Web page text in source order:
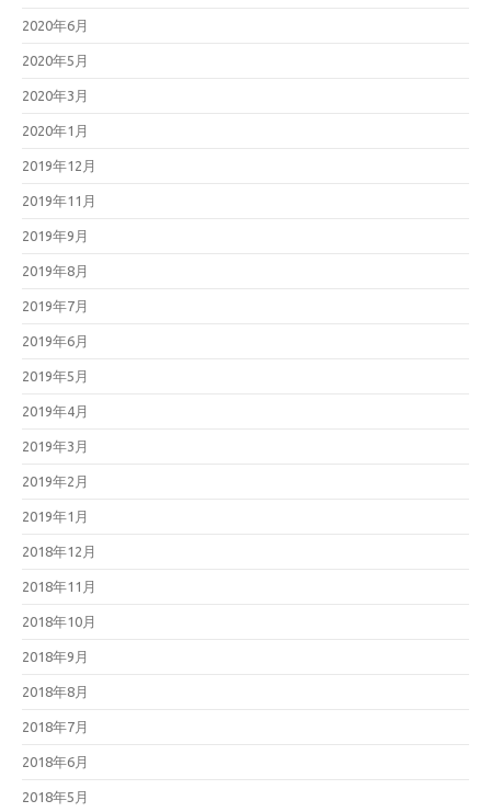
2020年6月
2020年5月
2020年3月
2020年1月
2019年12月
2019年11月
2019年9月
2019年8月
2019年7月
2019年6月
2019年5月
2019年4月
2019年3月
2019年2月
2019年1月
2018年12月
2018年11月
2018年10月
2018年9月
2018年8月
2018年7月
2018年6月
2018年5月